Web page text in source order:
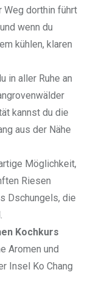
Weg dorthin führt
wenn du
kühlen, klaren
in aller Ruhe an
kannst du die
aus der Nähe
Möglichkeit,
Riesen
Dschungels, die
Kochkurs
Aromen und
Insel Ko Chang